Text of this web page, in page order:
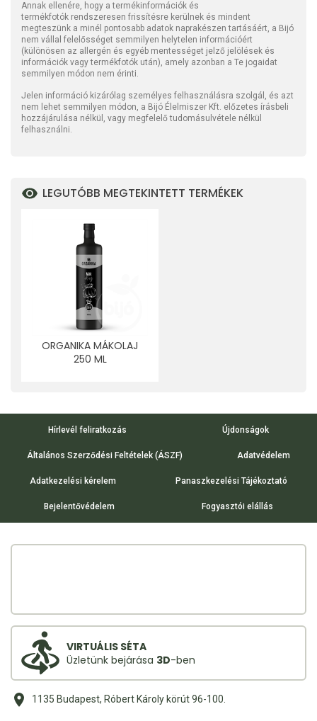
Annak ellenére, hogy a termékinformációk és
termékfotók rendszeresen frissítésre kerülnek és mindent
megteszünk a minél pontosabb adatok naprakészen tartásáért, a Bijó
nem vállal felelősséget semmilyen helytelen információért
(különösen az allergén és egyéb mentességet jelző jelölések és
információk vagy termékfotók után), amely azonban a Te jogaidat
semmilyen módon nem érinti.
Jelen információ kizárólag személyes felhasználásra szolgál, és azt
nem lehet semmilyen módon, a Bijó Élelmiszer Kft. előzetes írásbeli
hozzájárulása nélkül, vagy megfelelő tudomásulvétele nélkül
felhasználni.
LEGUTÓBB MEGTEKINTETT TERMÉKEK
ORGANIKA MÁKOLAJ
250 ML
Hírlevél feliratkozás Újdonságok
Általános Szerződési Feltételek (ÁSZF) Adatvédelem
Adatkezelési kérelem Panaszkezelési Tájékoztató
Bejelentővédelem Fogyasztói elállás
VIRTUÁLIS SÉTA
Üzletünk bejárása 3D-ben
1135 Budapest, Róbert Károly körút 96-100.